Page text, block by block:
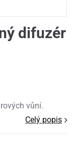
difuzér
vůní.
Celý popis